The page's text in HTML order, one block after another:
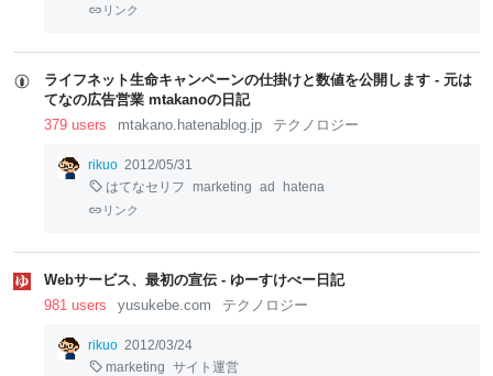
リンク
ライフネット生命キャンペーンの仕掛けと数値を公開します - 元は
てなの広告営業 mtakanoの日記
379 users
mtakano.hatenablog.jp テクノロジー
rikuo 2012/05/31
はてなセリフ marketing ad hatena
リンク
Webサービス、最初の宣伝 - ゆーすけべー日記
981 users
yusukebe.com テクノロジー
rikuo 2012/03/24
marketing サイト運営